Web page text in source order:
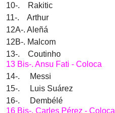
10-. Rakitic
11-. Arthur
12A-. Aleñá
12B-. Malcom
13-. Coutinho
13 Bis-. Ansu Fati - Coloca
14-. Messi
15-. Luis Suárez
16-. Dembélé
16 Bis-. Carles Pérez - Coloca